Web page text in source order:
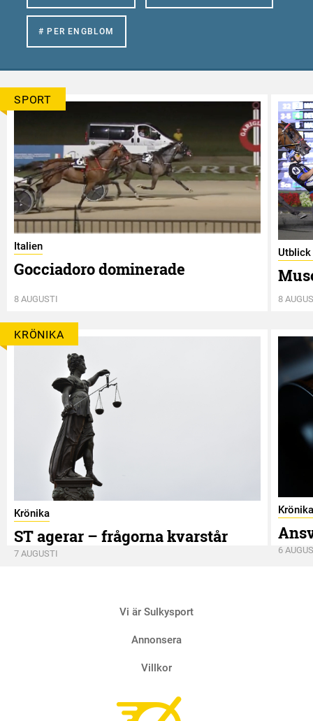
# PER ENGBLOM
SPORT
Italien
Gocciadoro dominerade
8 AUGUSTI
Utblick
8
KRÖNIKA
Krönika
ST agerar – frågorna kvarstår
7 AUGUSTI
Krönika
6
Vi är Sulkysport
Annonsera
Villkor